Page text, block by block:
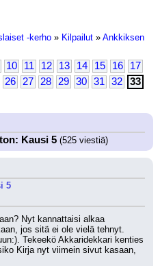
-kerho » Kilpailut » Ankkiksen
10 11 12 13 14 15 16
17
26 27 28 29 30 31 32
33
Kausi 5 (525 viestiä)
5
Nyt kannattaisi alkaa
jos sitä ei ole vielä tehnyt.
Tekeekö Akkaridekkari kenties
Kirja nyt viimein sivut kasaan,